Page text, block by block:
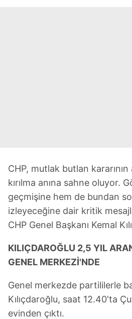
CHP, mutlak butlan
kırılma anına sahne oluyor.
geçmişine hem de bundan
izleyeceğine dair kritik
CHP Genel Başkanı Kemal
KILIÇDAROĞLU 2,5 YIL
GENEL MERKEZİ'NDE
Genel merkezde partililerle
Kılıçdaroğlu, saat 12.40'ta
evinden çıktı.